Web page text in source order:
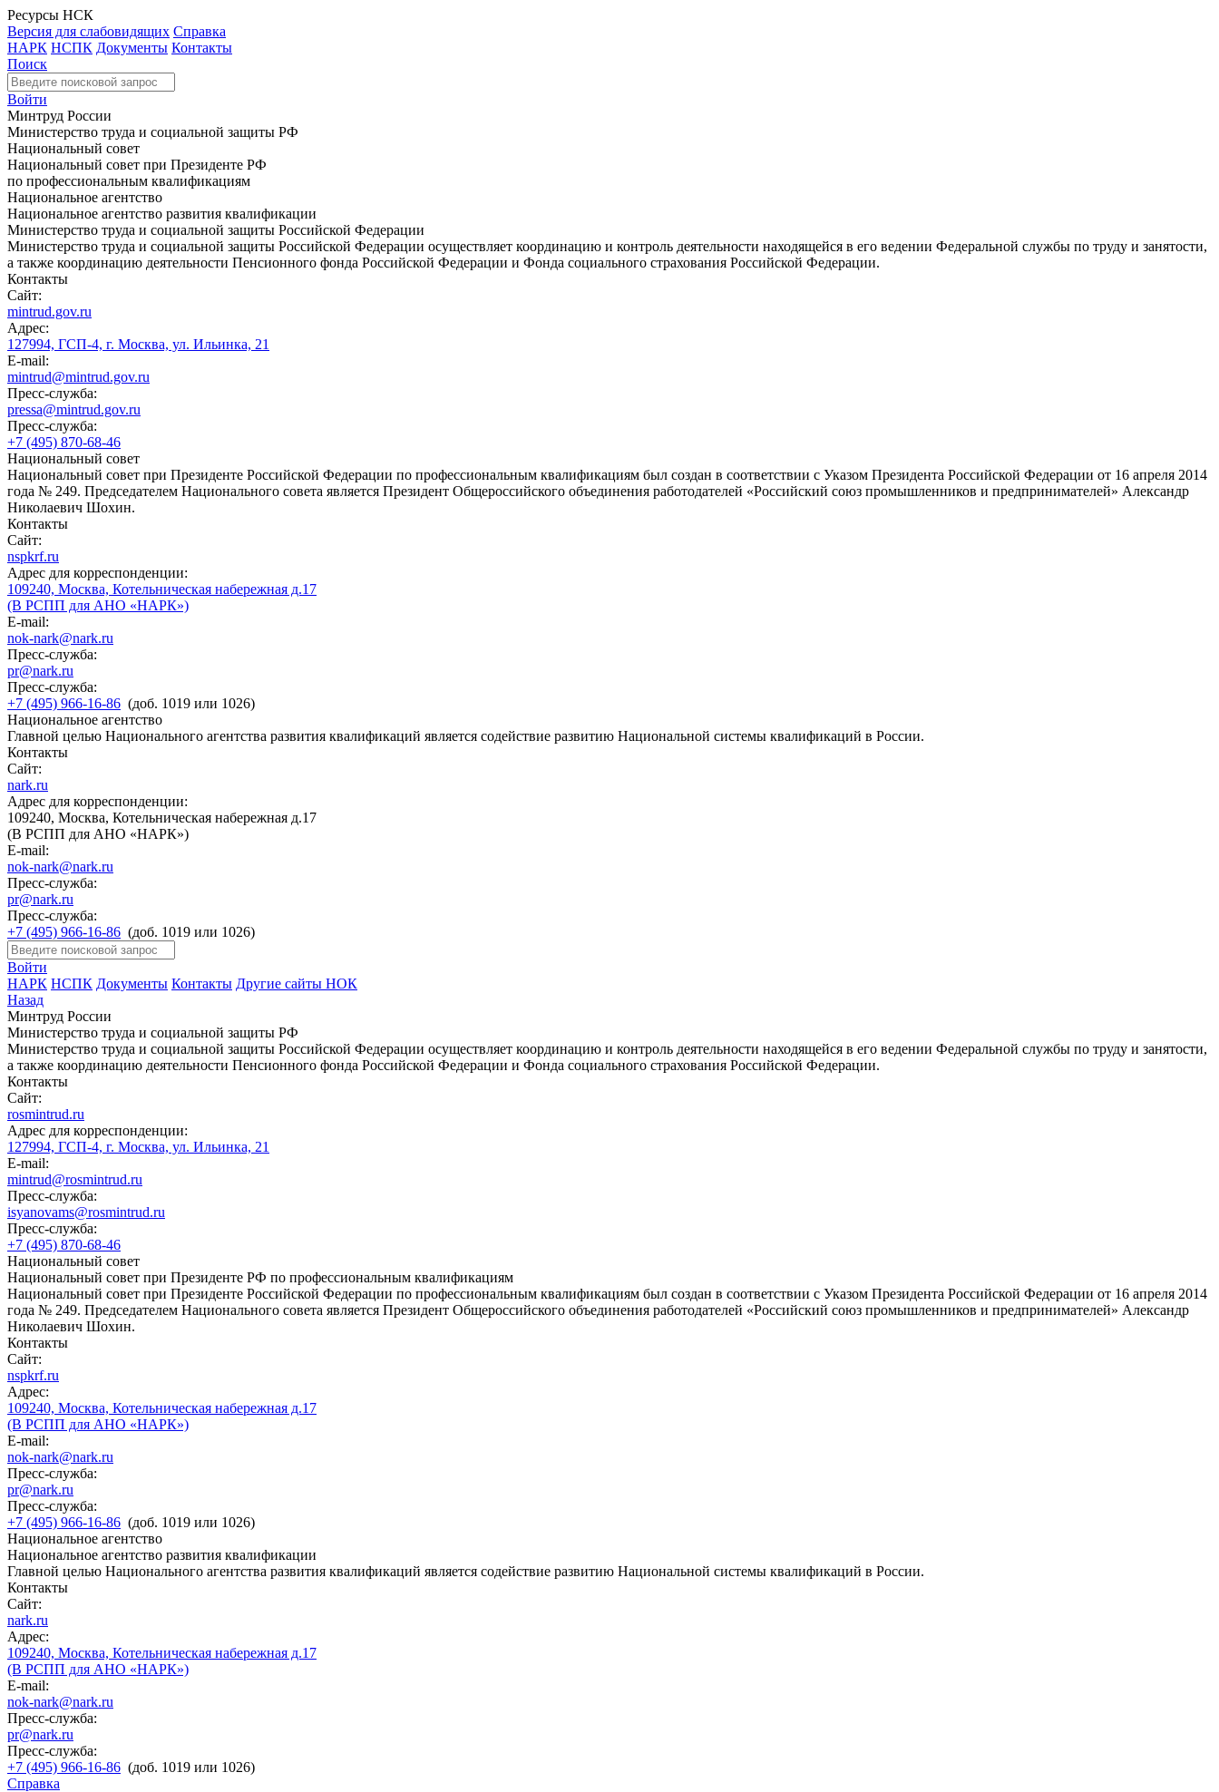
Ресурсы НСК
Версия для слабовидящих Справка
НАРК НСПК Документы Контакты
Поиск
Войти
Минтруд России
Министерство труда и социальной защиты РФ
Национальный совет
Национальный совет при Президенте РФ
по профессиональным квалификациям
Национальное агентство
Национальное агентство развития квалификации
Министерство труда и социальной защиты Российской Федерации
Министерство труда и социальной защиты Российской Федерации осуществляет координацию и контроль деятельности находящейся в его ведении Федеральной службы по труду и занятости,
а также координацию деятельности Пенсионного фонда Российской Федерации и Фонда социального страхования Российской Федерации.
Контакты
Сайт:
mintrud.gov.ru
Адрес:
127994, ГСП-4, г. Москва, ул. Ильинка, 21
E-mail:
mintrud@mintrud.gov.ru
Пресс-служба:
pressa@mintrud.gov.ru
Пресс-служба:
+7 (495) 870-68-46
Национальный совет
Национальный совет при Президенте Российской Федерации по профессиональным квалификациям был создан в соответствии с Указом Президента Российской Федерации от 16 апреля 2014
года № 249. Председателем Национального совета является Президент Общероссийского объединения работодателей «Российский союз промышленников и предпринимателей» Александр
Николаевич Шохин.
Контакты
Сайт:
nspkrf.ru
Адрес для корреспонденции:
109240, Москва, Котельническая набережная д.17
(В РСПП для АНО «НАРК»)
E-mail:
nok-nark@nark.ru
Пресс-служба:
pr@nark.ru
Пресс-служба:
+7 (495) 966-16-86 (доб. 1019 или 1026)
Национальное агентство
Главной целью Национального агентства развития квалификаций является содействие развитию Национальной системы квалификаций в России.
Контакты
Сайт:
nark.ru
Адрес для корреспонденции:
109240, Москва, Котельническая набережная д.17
(В РСПП для АНО «НАРК»)
E-mail:
nok-nark@nark.ru
Пресс-служба:
pr@nark.ru
Пресс-служба:
+7 (495) 966-16-86 (доб. 1019 или 1026)
Войти
НАРК НСПК Документы Контакты Другие сайты НОК
Назад
Минтруд России
Министерство труда и социальной защиты РФ
Министерство труда и социальной защиты Российской Федерации осуществляет координацию и контроль деятельности находящейся в его ведении Федеральной службы по труду и занятости,
а также координацию деятельности Пенсионного фонда Российской Федерации и Фонда социального страхования Российской Федерации.
Контакты
Сайт:
rosmintrud.ru
Адрес для корреспонденции:
127994, ГСП-4, г. Москва, ул. Ильинка, 21
E-mail:
mintrud@rosmintrud.ru
Пресс-служба:
isyanovams@rosmintrud.ru
Пресс-служба:
+7 (495) 870-68-46
Национальный совет
Национальный совет при Президенте РФ по профессиональным квалификациям
Национальный совет при Президенте Российской Федерации по профессиональным квалификациям был создан в соответствии с Указом Президента Российской Федерации от 16 апреля 2014
года № 249. Председателем Национального совета является Президент Общероссийского объединения работодателей «Российский союз промышленников и предпринимателей» Александр
Николаевич Шохин.
Контакты
Сайт:
nspkrf.ru
Адрес:
109240, Москва, Котельническая набережная д.17
(В РСПП для АНО «НАРК»)
E-mail:
nok-nark@nark.ru
Пресс-служба:
pr@nark.ru
Пресс-служба:
+7 (495) 966-16-86 (доб. 1019 или 1026)
Национальное агентство
Национальное агентство развития квалификации
Главной целью Национального агентства развития квалификаций является содействие развитию Национальной системы квалификаций в России.
Контакты
Сайт:
nark.ru
Адрес:
109240, Москва, Котельническая набережная д.17
(В РСПП для АНО «НАРК»)
E-mail:
nok-nark@nark.ru
Пресс-служба:
pr@nark.ru
Пресс-служба:
+7 (495) 966-16-86 (доб. 1019 или 1026)
Справка